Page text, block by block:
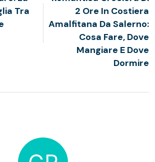
Tra
2 Ore In Costiera
Amalfitana Da Salerno:
Cosa Fare, Dove
Mangiare E Dove
Dormire